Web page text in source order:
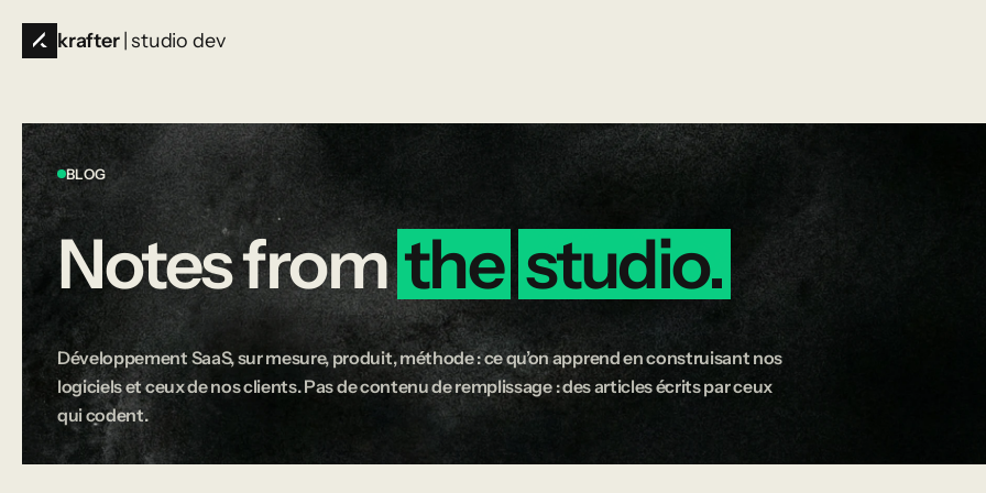
krafter | studio dev
BLOG
Notesfrom the studio.
Développement SaaS, sur mesure, produit, méthode : ce qu’on apprend en construisant nos
logiciels et ceux de nos clients. Pas de contenu de remplissage : des articles écrits par ceux
qui codent.